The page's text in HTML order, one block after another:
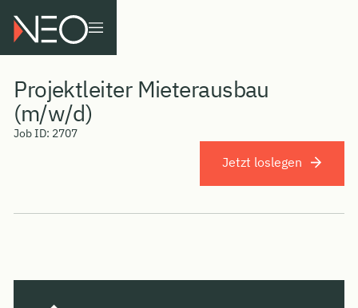
Projektleiter Mieterausbau
(m/w/d)
Job ID: 2707
Jetzt loslegen